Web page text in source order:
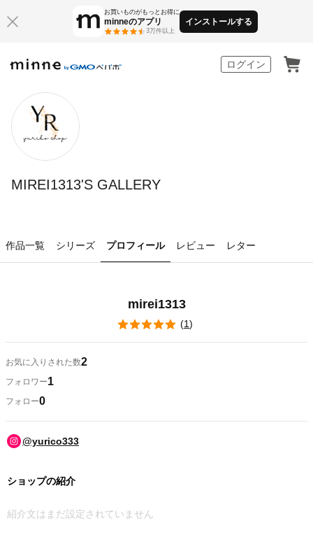
お買いものがもっとお得に
minneのアプリ
3万件以上
インストールする
ログイン
MIREI1313'S GALLERY
作品一覧 シリーズ プロフィール レビュー レター
mirei1313
(1)
お気に入りされた数2
フォロワー1
フォロー0
@yurico333
ショップの紹介
紹介文はまだ設定されていません